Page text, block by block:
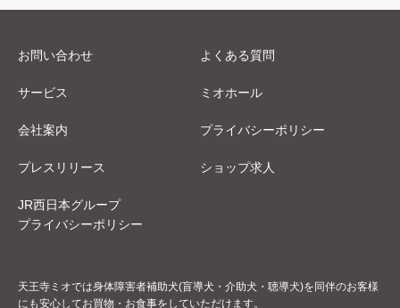
お問い合わせ よくある質問
サービス ミオホール
会社案内 プライバシーポリシー
プレスリリース ショップ求人
JR西日本グループ
プライバシーポリシー
天王寺ミオでは身体障害者補助犬(盲導犬・介助犬・聴導犬)を同伴のお客様
にも安心してお買物・お食事をしていただけます。